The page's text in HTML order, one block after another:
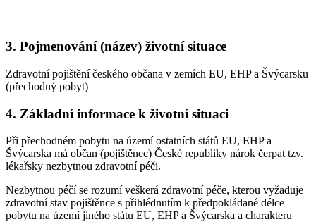
3. Pojmenování (název) životní situace
Zdravotní pojištění českého občana v zemích EU, EHP a Švýcarsku
(přechodný pobyt)
4. Základní informace k životní situaci
Při přechodném pobytu na území ostatních států EU, EHP a
Švýcarska má občan (pojištěnec) České republiky nárok čerpat tzv.
lékařsky nezbytnou zdravotní péči.
Nezbytnou péčí se rozumí veškerá zdravotní péče, kterou vyžaduje
zdravotní stav pojištěnce s přihlédnutím k předpokládané délce
pobytu na území jiného státu EU, EHP a Švýcarska a charakteru